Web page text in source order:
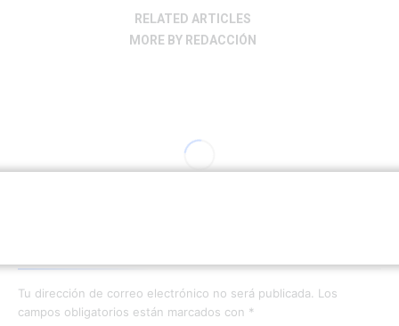
RELATED ARTICLES
MORE BY REDACCIÓN
Tu dirección de correo electrónico no será publicada.
Los
campos obligatorios están marcados con *